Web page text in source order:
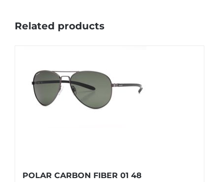
Related products
POLAR CARBON FIBER 01 48